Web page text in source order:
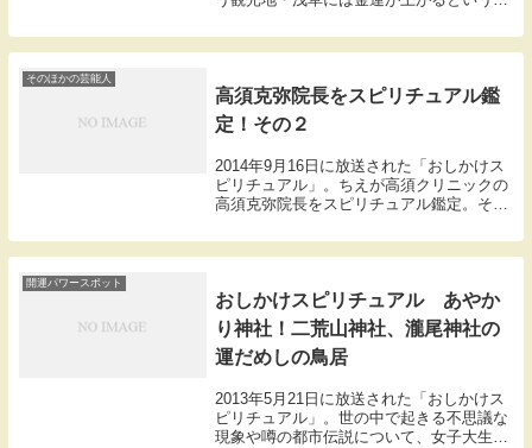
ポットをランキング形式で紹介。『第3
位』【叩けばお金が湧いてくる！？浅草秘
そのほかの芸能人
高須克弥院長をスピリチュアル鑑
定！その２
2014年9月16日に放送された「おしかけス
ピリチュアル」。ちえが高須クリニックの
高須克弥院長をスピリチュアル鑑定。その
ないある野望があった。高須克弥「死ぬま
でに全財産を使い果たす計画ができるかな
開運パワースポット
おしかけスピリチュアル あやか
り神社！二荒山神社、瀧尾神社の
運だめしの鳥居
2013年5月21日に放送された「おしかけス
ピリチュアル」。世の中で起きる不思議な
現象や噂の都市伝説について、女子大生